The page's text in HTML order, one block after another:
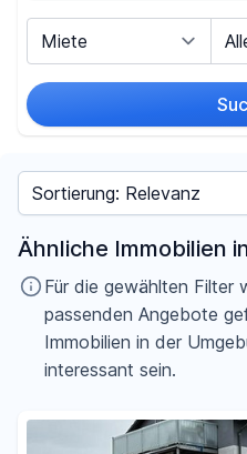
Preis
Sortieren nach
Ähnliche Immobilien
Für die gewählten Filter
passenden Angebote
Immobilien in der
interessant sein.